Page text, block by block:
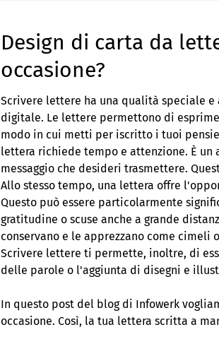
Design di carta da
occasione?
Scrivere lettere ha una qualità speciale
digitale. Le lettere permettono di
modo in cui metti per iscritto i tuoi
lettera richiede tempo e attenzione. È
messaggio che desideri trasmettere.
Allo stesso tempo, una lettera offre
Questo può essere particolarmente
gratitudine o scuse anche a grande
conservano e le apprezzano come cimeli
Scrivere lettere ti permette, inoltre, di
delle parole o l'aggiunta di disegni e
In questo post del blog di Infowerk
occasione. Così, la tua lettera scritta a